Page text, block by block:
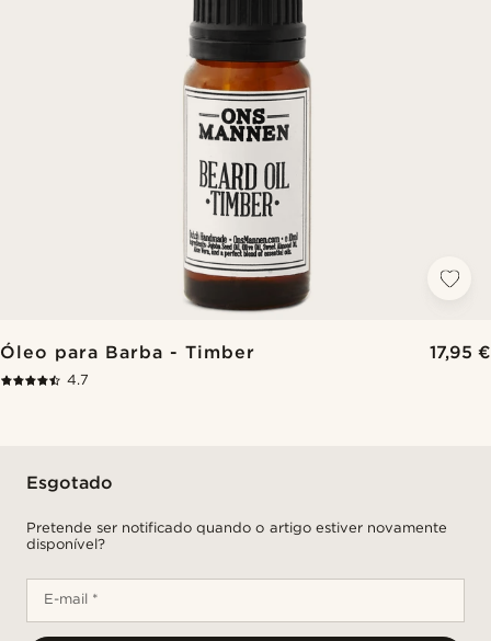
Óleo para Barba - Timber 17,95 €
4.7
Esgotado
Pretende ser notificado quando o artigo estiver novamente
disponível?
E-mail *